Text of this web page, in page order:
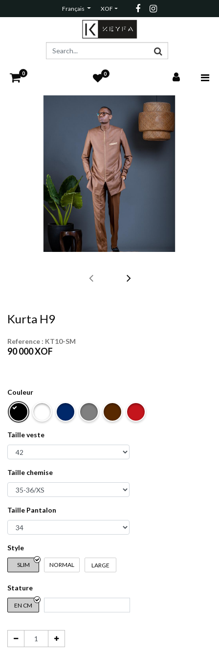
Français XOF
0 0
Kurta H9
Reference : KT10-SM
90 000XOF
Couleur
Taille veste
Taille chemise
Taille Pantalon
Style
SLIM NORMAL LARGE
Stature
EN CM